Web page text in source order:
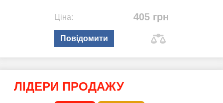
Ціна: 405 грн
Повідомити
ЛІДЕРИ ПРОДАЖУ